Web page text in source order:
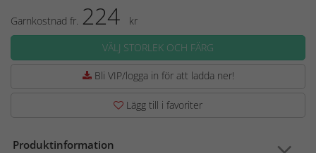
Garnkostnad fr. 224
kr
VÄLJ STORLEK OCH FÄRG
Bli VIP/logga in för att ladda ner!
Lägg till i favoriter
Produktinformation